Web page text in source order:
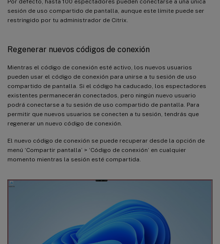
sesión de uso compartido de pantalla, aunque este límite puede ser
restringido por tu administrador de Citrix.
Regenerar nuevos códigos de conexión
Mientras el código de conexión esté activo, los nuevos usuarios
pueden usar el código de conexión para unirse a tu sesión de uso
compartido de pantalla. Si el código ha caducado, los espectadores
existentes permanecerán conectados, pero ningún nuevo usuario
podrá conectarse a tu sesión de uso compartido de pantalla. Para
permitir que nuevos usuarios se conecten a tu sesión, tendrás que
regenerar un nuevo código de conexión.
El nuevo código de conexión se puede recuperar desde la opción de
menú ‘Compartir pantalla’ > ‘Código de conexión’ en cualquier
momento mientras la sesión esté compartida.